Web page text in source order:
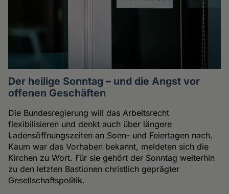
Der heilige Sonntag – und die Angst vor
offenen Geschäften
Die Bundesregierung will das Arbeitsrecht
flexibilisieren und denkt auch über längere
Ladensöffnungszeiten an Sonn- und Feiertagen nach.
Kaum war das Vorhaben bekannt, meldeten sich die
Kirchen zu Wort. Für sie gehört der Sonntag weiterhin
zu den letzten Bastionen christlich geprägter
Gesellschaftspolitik.